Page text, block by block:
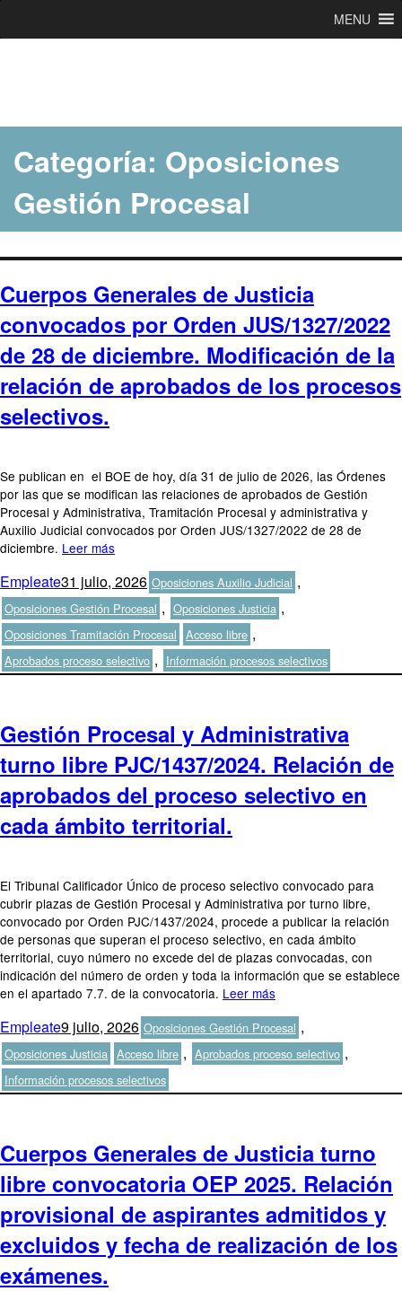
contenido
MENU
Categoría: Oposiciones
Gestión Procesal
Cuerpos Generales de Justicia
convocados por Orden JUS/1327/2022
de 28 de diciembre. Modificación de la
relación de aprobados de los procesos
selectivos.
Se publican en el BOE de hoy, día 31 de julio de 2026, las Órdenes
por las que se modifican las relaciones de aprobados de Gestión
Procesal y Administrativa, Tramitación Procesal y administrativa y
Auxilio Judicial convocados por Orden JUS/1327/2022 de 28 de
diciembre. Leer más
Autor
EmpleatePublicado
el
31 julio, 2026Categorías
Oposiciones Auxilio Judicial ,
Oposiciones Gestión Procesal , Oposiciones Justicia ,
Oposiciones Tramitación Procesal Etiquetas
Acceso libre ,
Aprobados proceso selectivo , Información procesos selectivos
Gestión Procesal y Administrativa
turno libre PJC/1437/2024. Relación de
aprobados del proceso selectivo en
cada ámbito territorial.
El Tribunal Calificador Único de proceso selectivo convocado para
cubrir plazas de Gestión Procesal y Administrativa por turno libre,
convocado por Orden PJC/1437/2024, procede a publicar la relación
de personas que superan el proceso selectivo, en cada ámbito
territorial, cuyo número no excede del de plazas convocadas, con
indicación del número de orden y toda la información que se establece
en el apartado 7.7. de la convocatoria. Leer más
Autor
EmpleatePublicado
el
9 julio, 2026Categorías
Oposiciones Gestión Procesal ,
Oposiciones Justicia Etiquetas
Acceso libre , Aprobados proceso selectivo ,
Información procesos selectivos
Cuerpos Generales de Justicia turno
libre convocatoria OEP 2025. Relación
provisional de aspirantes admitidos y
excluidos y fecha de realización de los
exámenes.